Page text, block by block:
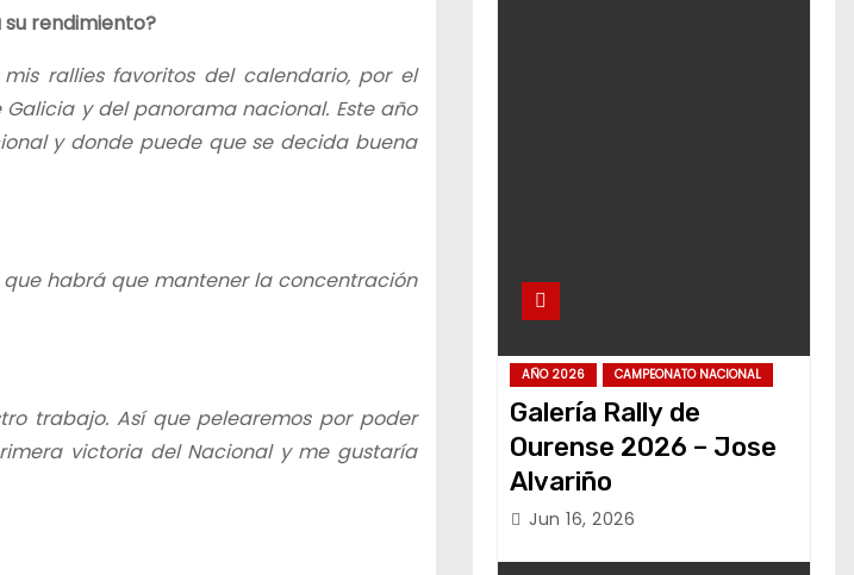
su rendimiento?
rallies favoritos del calendario, por el
y del panorama nacional. Este año
y donde puede que se decida buena
habrá que mantener la concentración
trabajo. Así que pelearemos por poder
victoria del Nacional y me gustaría
AÑO 2026 CAMPEONATO NACIONAL
Galería Rally de
Ourense 2026 – Jose
Alvariño
Jun 16, 2026